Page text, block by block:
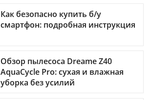
Как безопасно купить б/у
смартфон: подробная инструкция
Обзор пылесоса Dreame Z40
AquaCycle Pro: сухая и влажная
уборка без усилий